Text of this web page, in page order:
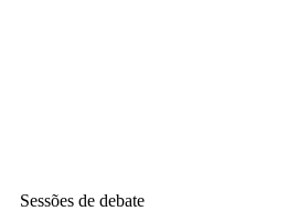
Sessões de debate